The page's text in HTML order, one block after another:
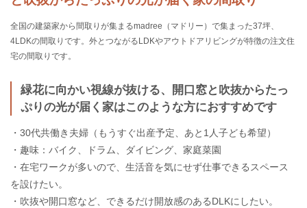
全国の建築家から間取りが集まるmadree（マドリー）で集まった37坪、
4LDKの間取りです。外とつながるLDKやアウトドアリビングが特徴の注文住
宅の間取りです。
緑花に向かい視線が抜ける、開口窓と吹抜からたっ
ぷりの光が届く家はこのような方におすすめです
・30代共働き夫婦（もうすぐ出産予定、あと1人子ども希望）
・趣味：バイク、ドラム、ダイビング、家庭菜園
・在宅ワークが多いので、生活音を気にせず仕事できるスペース
を設けたい。
・吹抜や開口窓など、できるだけ開放感のあるDLKにしたい。